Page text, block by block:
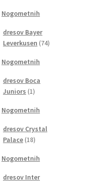
Nogometnih
dresov Bayer
Leverkusen 7474
Nogometnih
dresov Boca
Juniors 11
Nogometnih
dresov Crystal
Palace 1818
Nogometnih
dresov Inter